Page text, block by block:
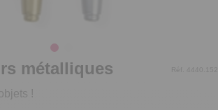
métalliques
!
Réf. 4440.152